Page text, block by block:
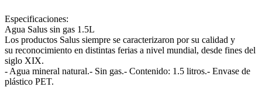
Especificaciones:
Agua Salus sin gas 1.5L
Los productos Salus siempre se caracterizaron por su calidad y
su reconocimiento en distintas ferias a nivel mundial, desde fines del
siglo XIX.
- Agua mineral natural.- Sin gas.- Contenido: 1.5 litros.- Envase de
plástico PET.